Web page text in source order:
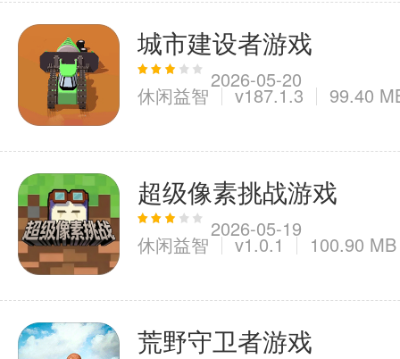
城市建设者游戏
2026-05-20
休闲益智 v187.1.3 99.40
超级像素挑战游戏
2026-05-19
休闲益智 v1.0.1 100.90 MB
荒野守卫者游戏